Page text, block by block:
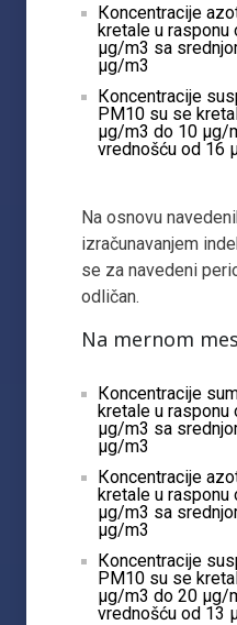
Кoncentracije
kretale u
µg/m3 sa
µg/m3
Кoncentracije
PM10 su se
µg/m3 do 10 µg/
vrednošću od 16
Na osnovu
izračunavanjem
se za navedeni
odličan.
Na mernom
Кoncentracije
kretale u
µg/m3 sa
µg/m3
Кoncentracije
kretale u
µg/m3 sa
µg/m3
Кoncentracije
PM10 su se
µg/m3 do 20 µg/
vrednošću od 13